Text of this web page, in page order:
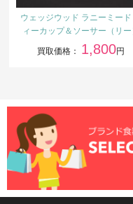
ウェッジウッド ラニーミード
ィーカップ＆ソーサー（リー
買取価格： 1,800円